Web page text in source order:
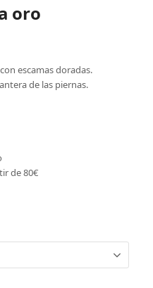
oro
escamas doradas.
de las piernas.
de 80€